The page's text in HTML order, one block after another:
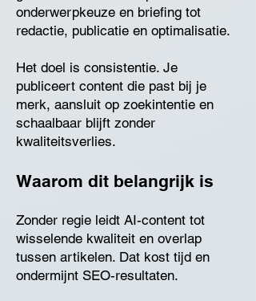
onderwerpkeuze en briefing tot
redactie, publicatie en optimalisatie.
Het doel is consistentie. Je
publiceert content die past bij je
merk, aansluit op zoekintentie en
schaalbaar blijft zonder
kwaliteitsverlies.
Waarom dit belangrijk is
Zonder regie leidt AI-content tot
wisselende kwaliteit en overlap
tussen artikelen. Dat kost tijd en
ondermijnt SEO-resultaten.